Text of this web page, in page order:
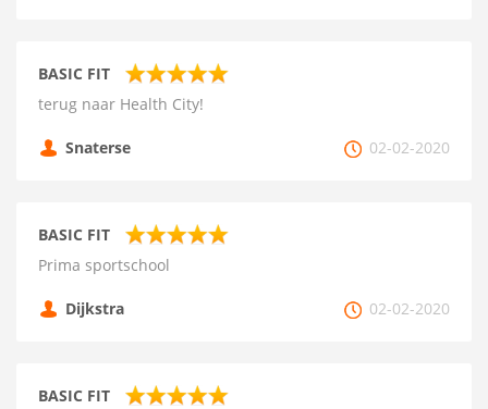
BASIC FIT
terug naar Health City!
Snaterse 02-02-2020
BASIC FIT
Prima sportschool
Dijkstra 02-02-2020
BASIC FIT